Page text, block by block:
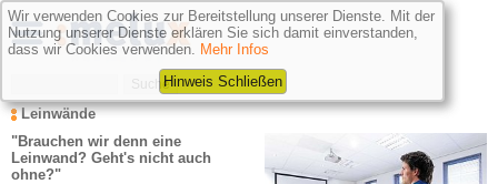
Leinwände
"Brauchen wir denn eine
Leinwand? Geht's nicht auch
ohne?"
Wir verwenden Cookies zur Bereitstellung unserer Dienste. Mit der
Nutzung unserer Dienste erklären Sie sich damit einverstanden,
dass wir Cookies verwenden. Mehr Infos
Hinweis Schließen